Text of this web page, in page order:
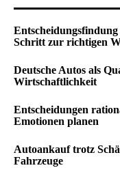
Schritt zur richtigen
Deutsche Autos als
Wirtschaftlichkeit
Entscheidungen
Emotionen planen
Autoankauf trotz
Fahrzeuge